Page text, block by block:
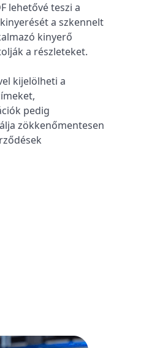
lehetővé teszi a
a szkennelt
kinyerő
a részleteket.
kijelölheti a
pedig
zökkenőmentesen